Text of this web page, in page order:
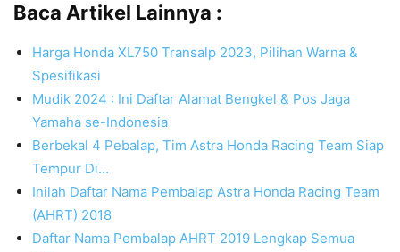
Baca Artikel Lainnya :
Harga Honda XL750 Transalp 2023, Pilihan Warna &
Spesifikasi
Mudik 2024 : Ini Daftar Alamat Bengkel & Pos Jaga
Yamaha se-Indonesia
Berbekal 4 Pebalap, Tim Astra Honda Racing Team Siap
Tempur Di…
Inilah Daftar Nama Pembalap Astra Honda Racing Team
(AHRT) 2018
Daftar Nama Pembalap AHRT 2019 Lengkap Semua